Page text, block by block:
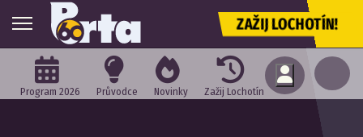
ZAŽIJ LOCHOTÍN!
Program 2026 Průvodce Novinky Zažij Lochotín